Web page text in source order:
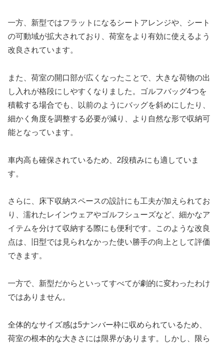
一方、新型ではフラットになるシートアレンジや、シート
の可動域が拡大されており、荷室をより有効に使えるよう
改良されています。
また、荷室の開口部が広くなったことで、大きな荷物の出
し入れが格段にしやすくなりました。ゴルフバッグ4つを
積載する場合でも、以前のようにバッグを斜めにしたり、
細かく角度を調整する必要が減り、より自然な形で収納可
能となっています。
車内高も確保されているため、2段積みにも適していま
す。
さらに、床下収納スペースの設計にも工夫が加えられてお
り、濡れたレインウェアやゴルフシューズなど、細かなア
イテムを分けて収納する際にも便利です。このような改良
点は、旧型では見られなかった使い勝手の向上として評価
できます。
一方で、新型だからといってすべてが劇的に変わったわけ
ではありません。
全体的なサイズ感は5ナンバー枠に収められているため、
荷室の根本的な大きさには限界があります。しかし、限ら